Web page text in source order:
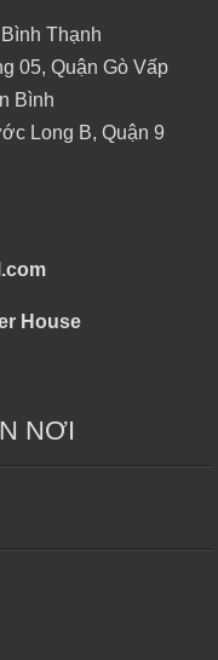
Thạnh
05, Quận Gò Vấp
Bình
Long B, Quận 9
House
NƠI